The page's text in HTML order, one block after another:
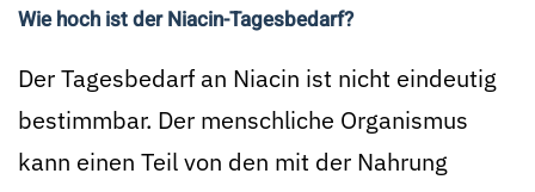
Wie hoch ist der Niacin-Tagesbedarf?
Der Tagesbedarf an Niacin ist nicht eindeutig
bestimmbar. Der menschliche Organismus
kann einen Teil von den mit der Nahrung